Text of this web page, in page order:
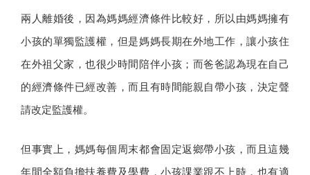
兩人離婚後，因為媽媽經濟條件比較好，所以由媽媽擁有
小孩的單獨監護權，但是媽媽長期在外地工作，讓小孩住
在外祖父家，也很少時間陪伴小孩；而爸爸認為現在自己
的經濟條件已經改善，而且有時間能親自帶小孩，決定聲
請改定監護權。
但事實上，媽媽每個周末都會固定返鄉帶小孩，而且這幾
年間全額負擔扶養費及學費，小孩課業跟不上時，也有適